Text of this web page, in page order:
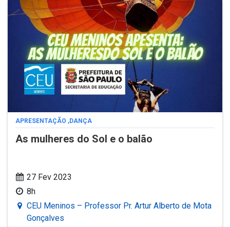
APRESENTAÇÃO ,DANÇA
As mulheres do Sol e o balão
27 Fev 2023
8h
CEU Meninos – Professor Pr. Artur Alberto de Mota
Gonçalves